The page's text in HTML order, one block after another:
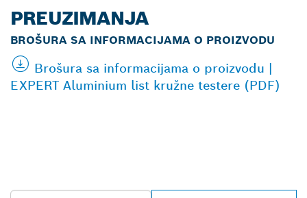
PREUZIMANJA
BROŠURA SA INFORMACIJAMA O PROIZVODU
Brošura sa informacijama o proizvodu |
EXPERT Aluminium list kružne testere (PDF)